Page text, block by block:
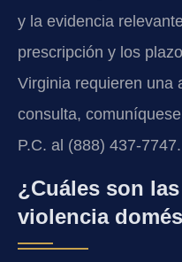
y la evidencia
prescripción y los
Virginia requieren una
consulta,
P.C. al (888) 437-7747.
¿Cuáles son
violencia